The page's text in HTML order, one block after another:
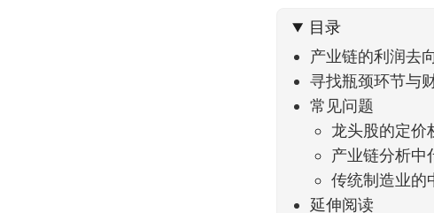
目录
产业链的利润去
寻找瓶颈环节与
常见问题
龙头股的定价
产业链分析中
传统制造业的
延伸阅读